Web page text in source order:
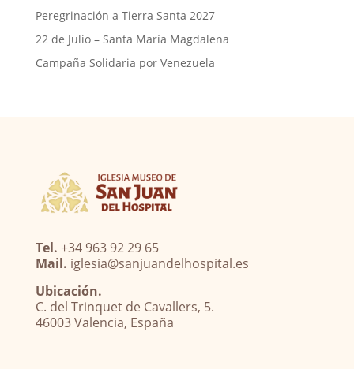
Peregrinación a Tierra Santa 2027
22 de Julio – Santa María Magdalena
Campaña Solidaria por Venezuela
Tel. +34 963 92 29 65
Mail. iglesia@sanjuandelhospital.es
Ubicación.
C. del Trinquet de Cavallers, 5.
46003 Valencia, España